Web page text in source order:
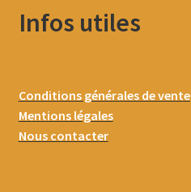
Infos utiles
Conditions générales de vente
Mentions légales
Nous contacter